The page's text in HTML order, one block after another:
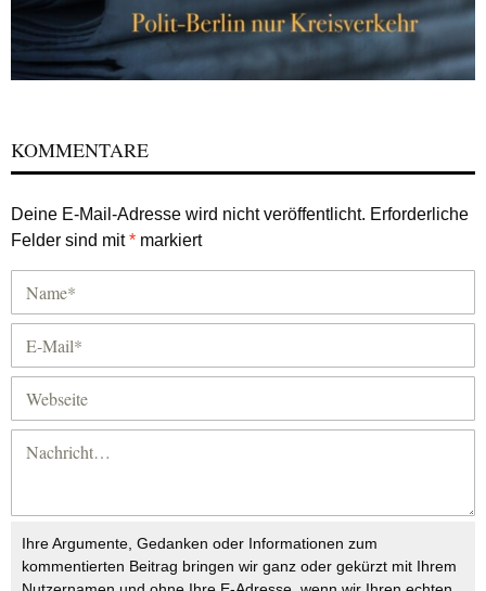
KOMMENTARE
Deine E-Mail-Adresse wird nicht veröffentlicht. Erforderliche
Felder sind mit* markiert
Ihre Argumente, Gedanken oder Informationen zum
kommentierten Beitrag bringen wir ganz oder gekürzt mit Ihrem